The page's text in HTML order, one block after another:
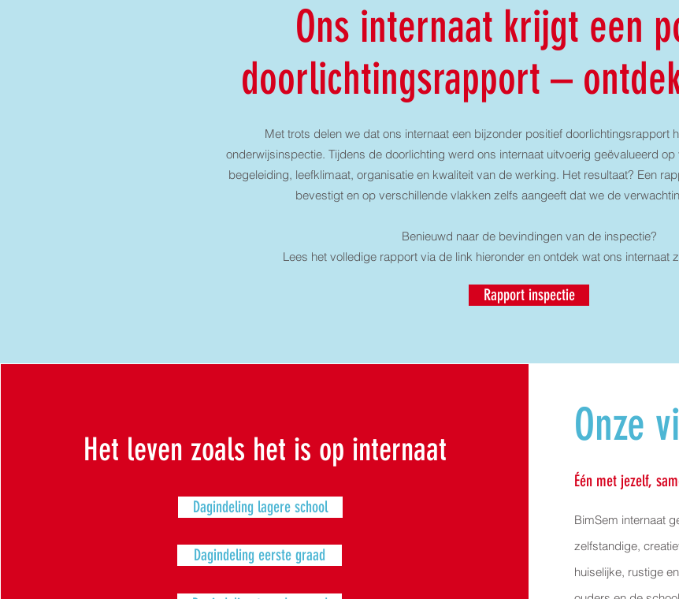
Ons internaat krijgt een
doorlichtingsrapport –
Met trots delen we dat ons internaat een bijzonder positief doorlichtingsrapport
onderwijsinspectie. Tijdens de doorlichting werd ons internaat uitvoerig geëvalueerd
begeleiding, leefklimaat, organisatie en kwaliteit van de werking. Het resultaat? Een
bevestigt en op verschillende vlakken zelfs aangeeft dat we de
Benieuwd naar de bevindingen van de inspectie?
Lees het volledige rapport via de link hieronder en ontdek wat ons internaat
Rapport inspectie
Het leven zoals het is op internaat
Dagindeling lagere school
Dagindeling eerste graad
Onze
Één met jezelf,
BimSem internaat
zelfstandige,
huiselijke, rustige